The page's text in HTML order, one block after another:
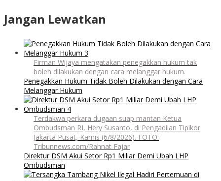
Jangan Lewatkan
Firman Wijaya mengatakan penegakkan hukum tak
boleh dilakukan dengan cara melanggar hukum.
Penegakkan Hukum Tidak Boleh Dilakukan dengan Cara
Melanggar Hukum
Terdakwa perkara dugaan suap mantan Ketua
Ombudsman RI, Hery Susanto, di Pengadilan Tipikor
Jakarta Pusat, Kamis (6/8/2026). FOTO:
Tribunnews.com/Rahnat Fajar
Direktur DSM Akui Setor Rp1 Miliar Demi Ubah LHP
Ombudsman